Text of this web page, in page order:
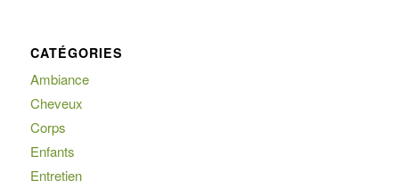
CATÉGORIES
Ambiance
Cheveux
Corps
Enfants
Entretien